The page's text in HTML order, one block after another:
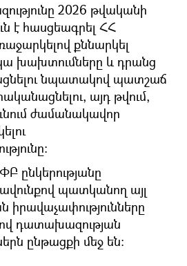
2026 թվականի
է հասցեագրել ՀՀ
քննարկել
խախտումները և դրանց
նպատակով պատշաճ
այդ թվում,
ժամանակավոր
ընկերությանը
պատկանող այլ
իրավաչափությունները
դատախազության
ընթացքի մեջ են: